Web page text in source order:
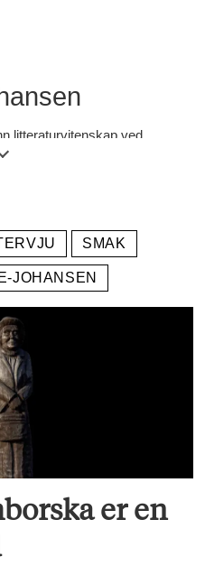
litteraturvitenskap ved
dette utgangspunkt
politikk
SMAK
JOHANSEN
er en